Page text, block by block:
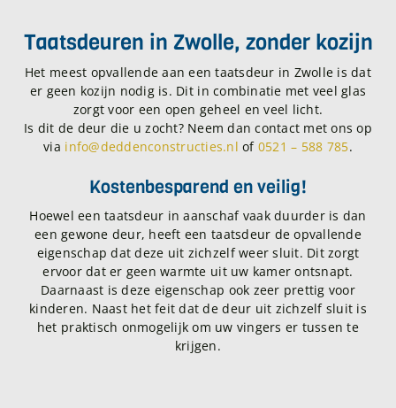
Taatsdeuren in Zwolle, zonder kozijn
Het meest opvallende aan een taatsdeur in Zwolle is dat
er geen kozijn nodig is. Dit in combinatie met veel glas
zorgt voor een open geheel en veel licht.
Is dit de deur die u zocht? Neem dan contact met ons op
via info@deddenconstructies.nl of 0521 – 588 785.
Kostenbesparend en veilig!
Hoewel een taatsdeur in aanschaf vaak duurder is dan
een gewone deur, heeft een taatsdeur de opvallende
eigenschap dat deze uit zichzelf weer sluit. Dit zorgt
ervoor dat er geen warmte uit uw kamer ontsnapt.
Daarnaast is deze eigenschap ook zeer prettig voor
kinderen. Naast het feit dat de deur uit zichzelf sluit is
het praktisch onmogelijk om uw vingers er tussen te
krijgen.